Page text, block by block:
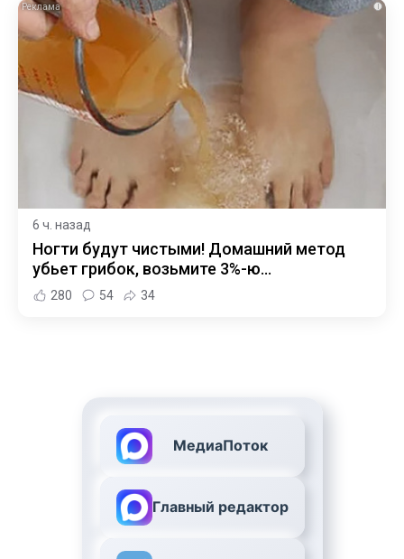
i
6 ч. назад
Ногти будут чистыми! Домашний метод
убьет грибок, возьмите 3%-ю…
280 54 34
МедиаПоток
Главный редактор